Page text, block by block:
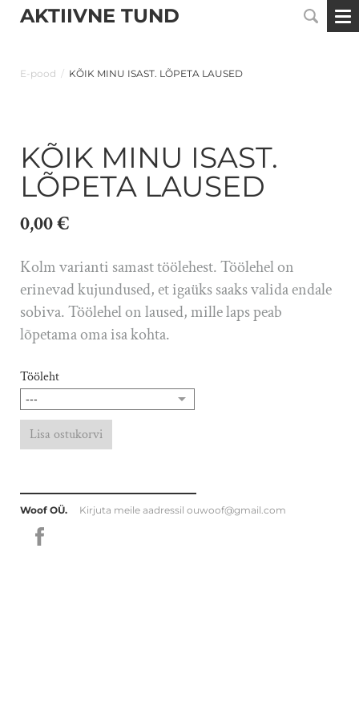
AKTIIVNE TUND
E-pood / KÕIK MINU ISAST. LÕPETA LAUSED
KÕIK MINU ISAST.
LÕPETA LAUSED
0,00 €
Kolm varianti samast töölehest. Töölehel on
erinevad kujundused, et igaüks saaks valida endale
sobiva. Töölehel on laused, mille laps peab
lõpetama oma isa kohta.
Tööleht
Lisa ostukorvi
Woof OÜ. Kirjuta meile aadressil ouwoof@gmail.com